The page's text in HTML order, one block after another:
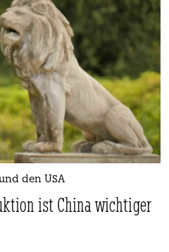
den USA
ist China wichtiger